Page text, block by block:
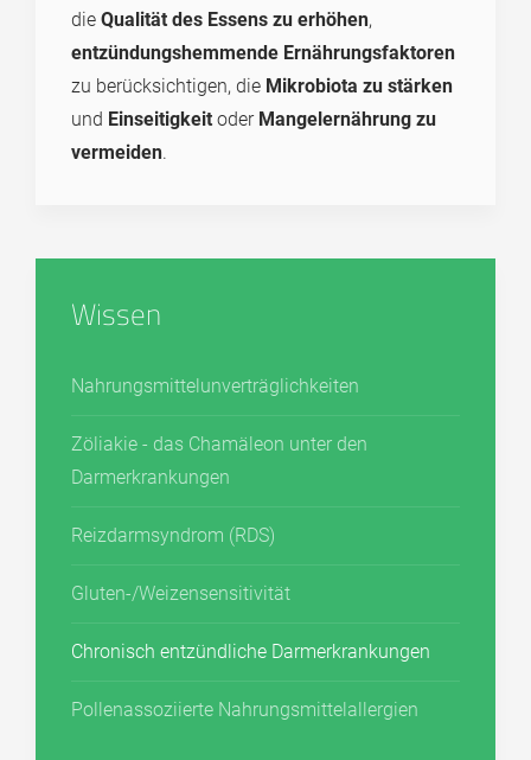
die Qualität des Essens zu erhöhen,
entzündungshemmende Ernährungsfaktoren
zu berücksichtigen, die Mikrobiota zu stärken
und Einseitigkeit oder Mangelernährung zu
vermeiden.
Wissen
Nahrungs­mittel­unver­träglich­keiten
Zöliakie - das Chamäleon unter den
Darmerkrankungen
Reizdarmsyndrom (RDS)
Gluten-/Weizensensitivität
Chronisch entzündliche Darmerkrankungen
Pollenassoziierte Nahrungsmittelallergien